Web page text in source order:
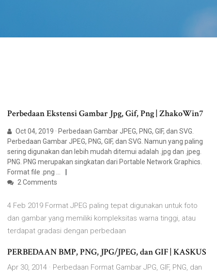
Perbedaan Ekstensi Gambar Jpg, Gif, Png | ZhakoWin7
Oct 04, 2019 · Perbedaan Gambar JPEG, PNG, GIF, dan SVG.
Perbedaan Gambar JPEG, PNG, GIF, dan SVG. Namun yang paling
sering digunakan dan lebih mudah ditemui adalah .jpg dan .jpeg.
PNG. PNG merupakan singkatan dari Portable Network Graphics.
Format file .png …
2 Comments
4 Feb 2019 Format JPEG paling tepat digunakan untuk foto
dan gambar yang memiliki kompleksitas warna tinggi, atau
terdapat gradasi dengan perbedaan
PERBEDAAN BMP, PNG, JPG/JPEG, dan GIF | KASKUS
Apr 30, 2014 · Perbedaan Format Gambar JPG, GIF, PNG, dan